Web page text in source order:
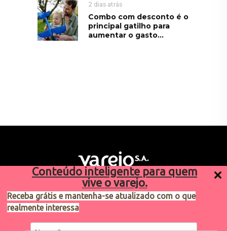
Conteúdo inteligente para quem
vive o varejo.
Receba grátis e mantenha-se atualizado com o que
realmente interessa
2 dias atrás
Combo com desconto é o
principal gatilho para
aumentar o gasto...
Sugestões de pauta